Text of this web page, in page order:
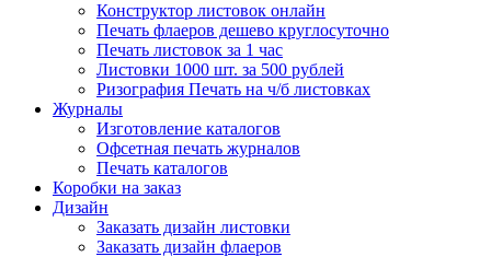
Конструктор листовок онлайн
Печать флаеров дешево круглосуточно
Печать листовок за 1 час
Листовки 1000 шт. за 500 рублей
Ризография Печать на ч/б листовках
Журналы
Изготовление каталогов
Офсетная печать журналов
Печать каталогов
Коробки на заказ
Дизайн
Заказать дизайн листовки
Заказать дизайн флаеров